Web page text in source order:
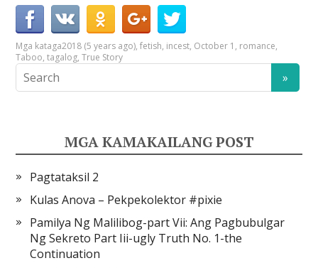
Mga kataga2018 (5 years ago),fetish, incest, October 1 , romance,
Taboo,tagalog,True Story
MGA KAMAKAILANG POST
Pagtataksil 2
Kulas Anova – Pekpekolektor #pixie
Pamilya Ng Malilibog-part Vii: Ang Pagbubulgar
Ng Sekreto Part Iii-ugly Truth No. 1-the
Continuation